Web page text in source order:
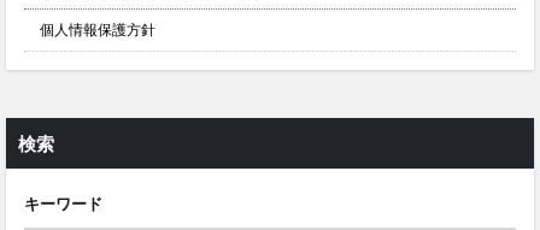
個人情報保護方針
検索
キーワード